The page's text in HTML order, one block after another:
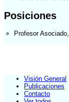
Posiciones
Profesor Asociado
Visión General
Publicaciones
Contacto